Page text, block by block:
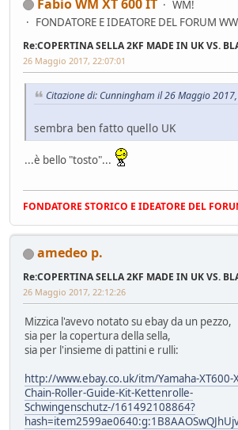
Fabio WM XT 600 IT
WM!
FONDATORE E IDEATORE DEL FORUM
Re:COPERTINA SELLA 2KF MADE IN UK VS.
26 Maggio 2017, 22:07:01
Citazione di: Cunningham il 26 Maggio
sembra ben fatto quello UK
...è bello "tosto"...
FONDATORE STORICO E IDEATORE DEL
amedeo p.
Re:COPERTINA SELLA 2KF MADE IN UK VS.
26 Maggio 2017, 22:12:26
Mizzica l'avevo notato su ebay da un pezzo,
sia per la copertura della sella,
sia per l'insieme di pattini e rulli:
http://www.ebay.co.uk/itm/Yamaha-XT600-
Chain-Roller-Guide-Kit-Kettenrolle-
Schwingenschutz-/161492108864?